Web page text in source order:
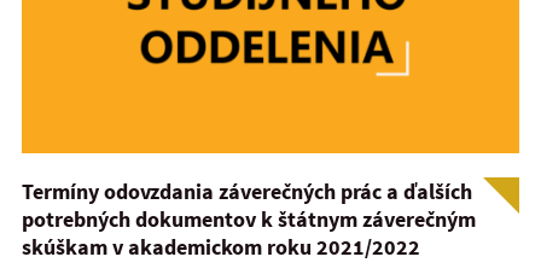
Termíny odovzdania záverečných prác a ďalších
potrebných dokumentov k štátnym záverečným
skúškam v akademickom roku 2021/2022